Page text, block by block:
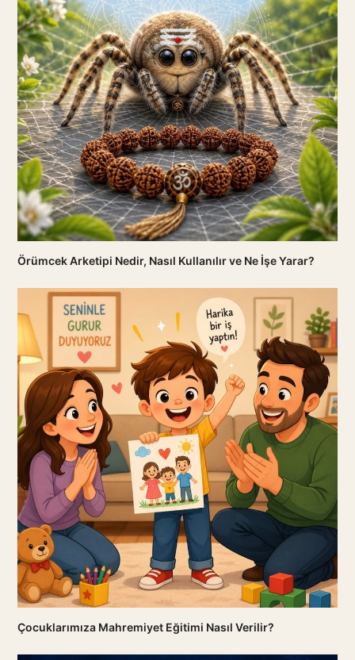
Örümcek Arketipi Nedir, Nasıl Kullanılır ve Ne İşe Yarar?
Çocuklarımıza Mahremiyet Eğitimi Nasıl Verilir?